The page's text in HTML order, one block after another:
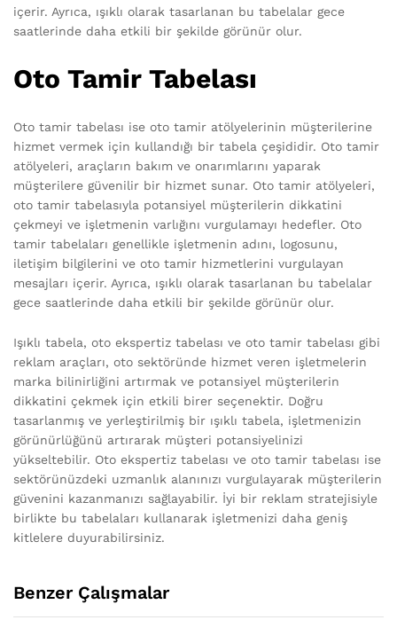
içerir. Ayrıca, ışıklı olarak tasarlanan bu tabelalar gece
saatlerinde daha etkili bir şekilde görünür olur.
Oto Tamir Tabelası
Oto tamir tabelası ise oto tamir atölyelerinin müşterilerine
hizmet vermek için kullandığı bir tabela çeşididir. Oto tamir
atölyeleri, araçların bakım ve onarımlarını yaparak
müşterilere güvenilir bir hizmet sunar. Oto tamir atölyeleri,
oto tamir tabelasıyla potansiyel müşterilerin dikkatini
çekmeyi ve işletmenin varlığını vurgulamayı hedefler. Oto
tamir tabelaları genellikle işletmenin adını, logosunu,
iletişim bilgilerini ve oto tamir hizmetlerini vurgulayan
mesajları içerir. Ayrıca, ışıklı olarak tasarlanan bu tabelalar
gece saatlerinde daha etkili bir şekilde görünür olur.
Işıklı tabela, oto ekspertiz tabelası ve oto tamir tabelası gibi
reklam araçları, oto sektöründe hizmet veren işletmelerin
marka bilinirliğini artırmak ve potansiyel müşterilerin
dikkatini çekmek için etkili birer seçenektir. Doğru
tasarlanmış ve yerleştirilmiş bir ışıklı tabela, işletmenizin
görünürlüğünü artırarak müşteri potansiyelinizi
yükseltebilir. Oto ekspertiz tabelası ve oto tamir tabelası ise
sektörünüzdeki uzmanlık alanınızı vurgulayarak müşterilerin
güvenini kazanmanızı sağlayabilir. İyi bir reklam stratejisiyle
birlikte bu tabelaları kullanarak işletmenizi daha geniş
kitlelere duyurabilirsiniz.
Benzer Çalışmalar